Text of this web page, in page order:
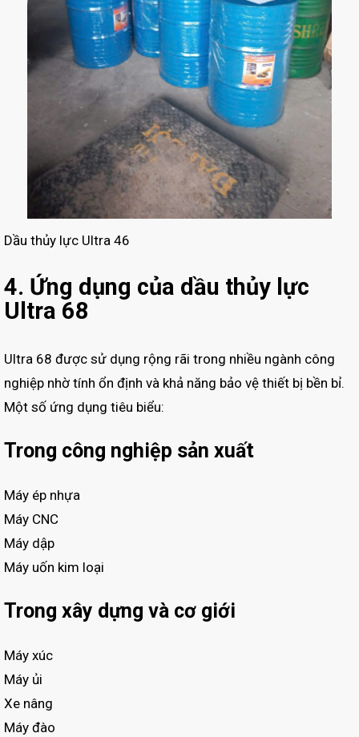
Dầu thủy lực Ultra 46
4. Ứng dụng của dầu thủy lực
Ultra 68
Ultra 68 được sử dụng rộng rãi trong nhiều ngành công
nghiệp nhờ tính ổn định và khả năng bảo vệ thiết bị bền bỉ.
Một số ứng dụng tiêu biểu:
Trong công nghiệp sản xuất
Máy ép nhựa
Máy CNC
Máy dập
Máy uốn kim loại
Trong xây dựng và cơ giới
Máy xúc
Máy ủi
Xe nâng
Máy đào